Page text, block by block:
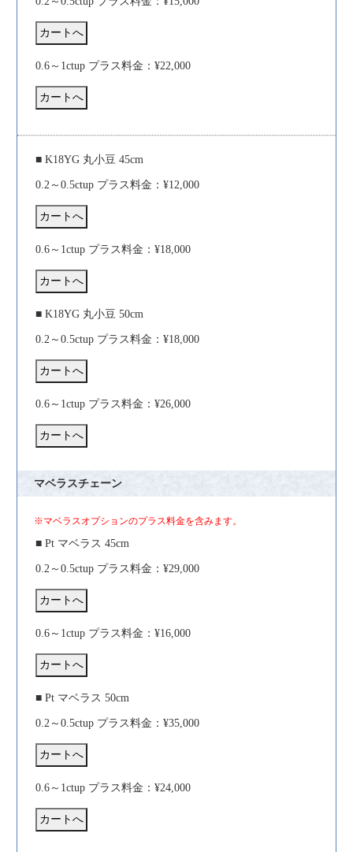
0.6～1ctup プラス料金：¥22,000
■ K18YG 丸小豆 45cm
0.2～0.5ctup プラス料金：¥12,000
0.6～1ctup プラス料金：¥18,000
■ K18YG 丸小豆 50cm
0.2～0.5ctup プラス料金：¥18,000
0.6～1ctup プラス料金：¥26,000
マベラスチェーン
※マベラスオプションのプラス料金を含みます。
■ Pt マベラス 45cm
0.2～0.5ctup プラス料金：¥29,000
0.6～1ctup プラス料金：¥16,000
■ Pt マベラス 50cm
0.2～0.5ctup プラス料金：¥35,000
0.6～1ctup プラス料金：¥24,000